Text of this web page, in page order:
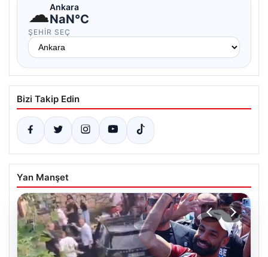
☁Ankara
NaN°C
ŞEHIR SEÇ
Bizi Takip Edin
Yan Manşet